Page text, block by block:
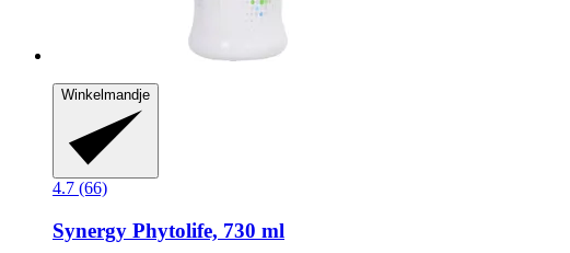
Winkelmandje
4.7 (66)
Synergy Phytolife, 730 ml